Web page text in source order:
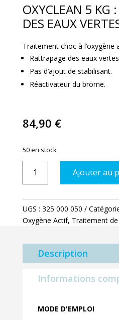
OXYCLEAN 5 KG
DES EAUX
Traitement choc à l’oxygène
Rattrapage des eaux
Pas d’ajout de stabilisant.
Réactivateur du brome.
84,90 €
50 en stock
5
Kg
:
des
eaux
Ajouter au
UGS : 325 000 050
Oxygène Actif, Traitement
Description
Informations
MODE D'EMPLOI